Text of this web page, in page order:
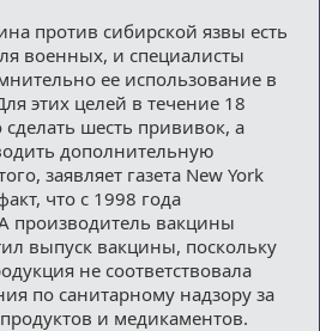
против сибирской язвы есть
военных, и специалисты
ее использование в
этих целей в течение 18
шесть прививок, а
дополнительную
заявляет газета New York
что с 1998 года
производитель вакцины
выпуск вакцины, поскольку
не соответствовала
по санитарному надзору за
и медикаментов.